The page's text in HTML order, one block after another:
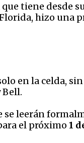
tiene desde
hizo una
en la celda,
leerán
el próximo 1